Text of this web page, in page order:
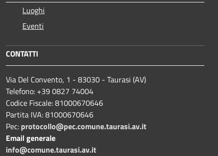
Luoghi
Eventi
CONTATTI
Via Del Convento, 1 - 83030 - Taurasi (AV)
Telefono: +39 0827 74004
Codice Fiscale: 81000670646
Partita IVA: 81000670646
Pec: protocollo@pec.comune.taurasi.av.it
Email generale
info@comune.taurasi.av.it